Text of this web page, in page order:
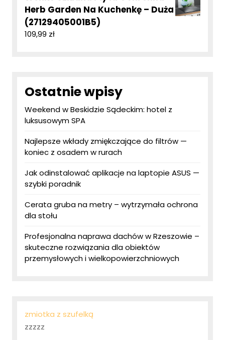
Herb Garden Na Kuchenkę – Duża
(27129405001B5)
109,99 zł
Ostatnie wpisy
Weekend w Beskidzie Sądeckim: hotel z
luksusowym SPA
Najlepsze wkłady zmiękczające do filtrów —
koniec z osadem w rurach
Jak odinstalować aplikacje na laptopie ASUS —
szybki poradnik
Cerata gruba na metry – wytrzymała ochrona
dla stołu
Profesjonalna naprawa dachów w Rzeszowie –
skuteczne rozwiązania dla obiektów
przemysłowych i wielkopowierzchniowych
zmiotka z szufelką
zzzzz